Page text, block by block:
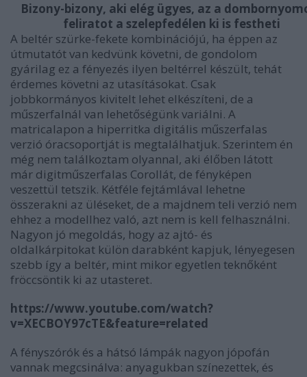
Bizony-bizony, aki elég ügyes, az a
feliratot a szelepfedélen ki is festheti
A beltér szürke-fekete kombinációjú, ha éppen az
útmutatót van kedvünk követni, de gondolom
gyárilag ez a fényezés ilyen beltérrel készült, tehát
érdemes követni az utasításokat. Csak
jobbkormányos kivitelt lehet elkészíteni, de a
műszerfalnál van lehetőségünk variálni. A
matricalapon a hiperritka digitális műszerfalas
verzió óracsoportját is megtalálhatjuk. Szerintem én
még nem találkoztam olyannal, aki élőben látott
már digitműszerfalas Corollát, de fényképen
veszettül tetszik. Kétféle fejtámlával lehetne
összerakni az üléseket, de a majdnem teli verzió nem
ehhez a modellhez való, azt nem is kell felhasználni.
Nagyon jó megoldás, hogy az ajtó- és
oldalkárpitokat külön darabként kapjuk, lényegesen
szebb így a beltér, mint mikor egyetlen teknőként
fröccsöntik ki az utasteret.
https://www.youtube.com/watch?
v=XECBOY97cTE&feature=related
A fényszórók és a hátsó lámpák nagyon jópofán
vannak megcsinálva: anyagukban színezettek, és